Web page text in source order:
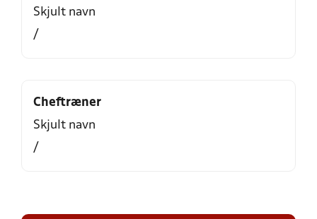
Skjult navn
/
Cheftræner
Skjult navn
/